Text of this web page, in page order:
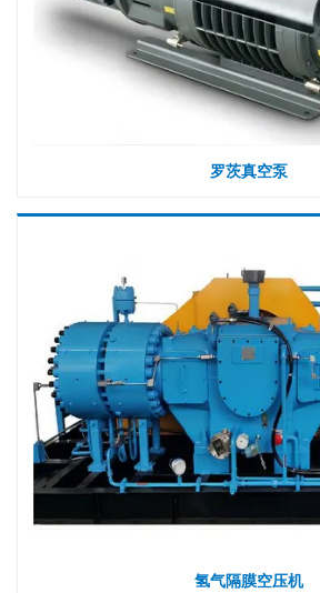
罗茨真空泵
氢气隔膜空压机